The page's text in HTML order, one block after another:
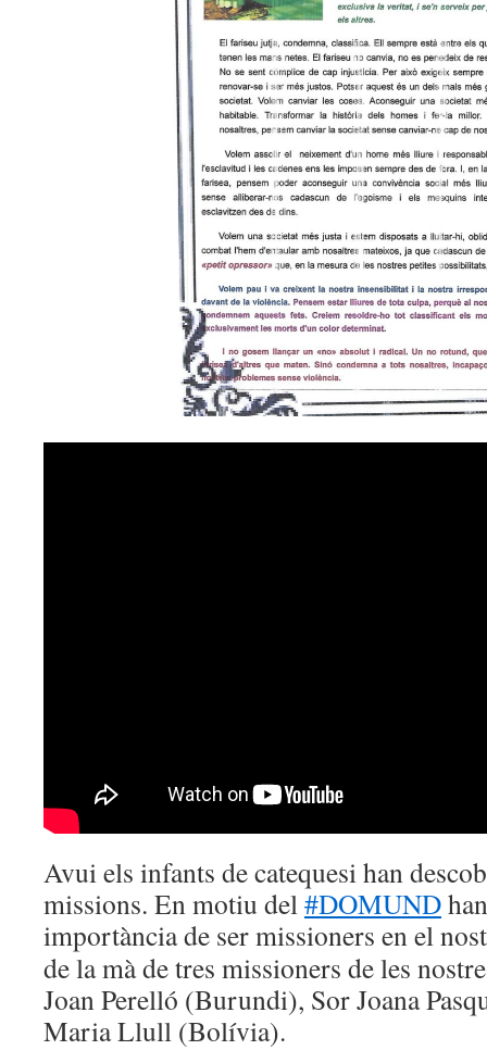
Avui els infants de catequesi han
missions. En motiu del #DOMUND
importància de ser missioners en el
de la mà de tres missioners de les
Joan Perelló (Burundi), Sor Joana
Maria Llull (Bolívia).